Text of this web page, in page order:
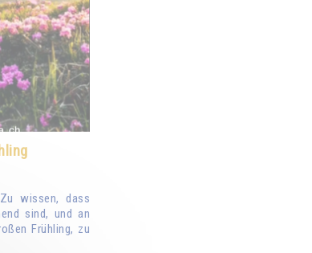
wissen, dass
sind, und an
Frühling, zu